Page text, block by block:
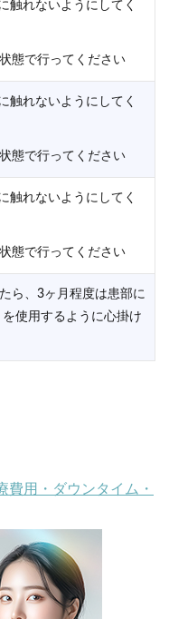
触れないようにしてく
態で行ってください
触れないようにしてく
態で行ってください
触れないようにしてく
態で行ってください
ら、3ヶ月程度は患部に
使用するように心掛け
費用・ダウンタイム・